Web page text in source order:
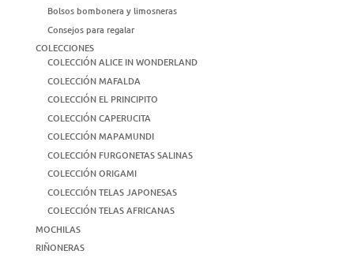
Bolsos bombonera y limosneras
Consejos para regalar
COLECCIONES
COLECCIÓN ALICE IN WONDERLAND
COLECCIÓN MAFALDA
COLECCIÓN EL PRINCIPITO
COLECCIÓN CAPERUCITA
COLECCIÓN MAPAMUNDI
COLECCIÓN FURGONETAS SALINAS
COLECCIÓN ORIGAMI
COLECCIÓN TELAS JAPONESAS
COLECCIÓN TELAS AFRICANAS
MOCHILAS
RIÑONERAS